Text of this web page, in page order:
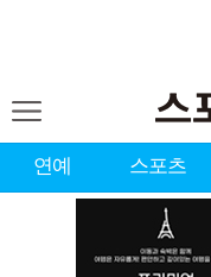
연예 스포츠